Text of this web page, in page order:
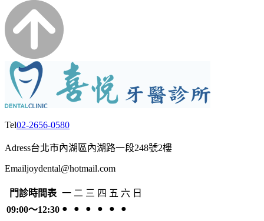
Tel02-2656-0580
Adress台北市內湖區內湖路一段248號2樓
Emailjoydental@hotmail.com
門診時間表 一 二 三 四 五 六 日
09:00～12:30 ● ● ● ● ●
●